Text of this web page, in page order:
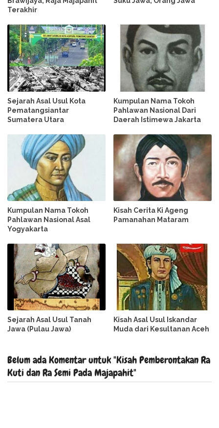
Terakhir
Sejarah Asal Usul Kota
Pematangsiantar
Sumatera Utara
Kumpulan Nama Tokoh
Pahlawan Nasional Dari
Daerah Istimewa Jakarta
Kumpulan Nama Tokoh
Pahlawan Nasional Asal
Yogyakarta
Kisah Cerita Ki Ageng
Pamanahan Mataram
Sejarah Asal Usul Tanah
Jawa (Pulau Jawa)
Kisah Asal Usul Iskandar
Muda dari Kesultanan Aceh
Belum ada Komentar untuk "Kisah Pemberontakan Ra
Kuti dan Ra Semi Pada Majapahit"